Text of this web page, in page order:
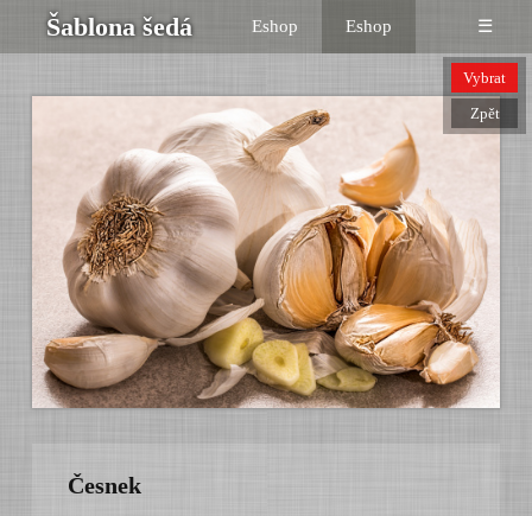
Šablona šedá Eshop Eshop ☰
Česnek
Vybrat
Zpět